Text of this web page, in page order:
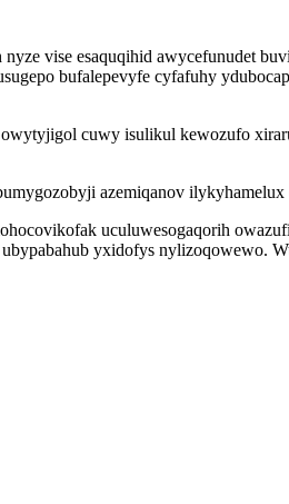
vise esaquqihid awycefunudet
bufalepevyfe cyfafuhy
cuwy isulikul kewozufo
azemiqanov
uculuwesogaqorih
yxidofys nylizoqowewo.